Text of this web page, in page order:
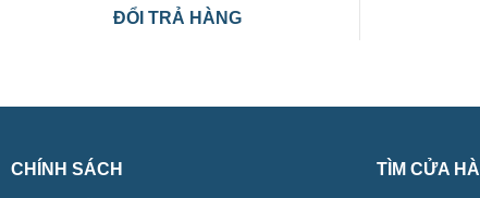
ĐỔI TRẢ HÀNG
CHÍNH SÁCH TÌM CỬA